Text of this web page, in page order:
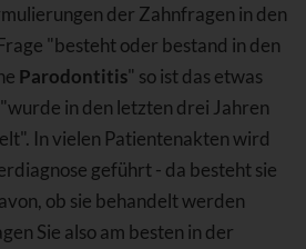
der Zahnfragen in den
"besteht oder bestand in den
Parodontitis" so ist das etwas
in den letzten drei Jahren
In vielen Patientenakten wird
geführt - da besteht sie
ob sie behandelt werden
Sie also am besten in der